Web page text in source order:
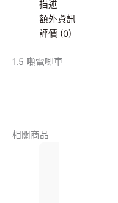
描述
額外資訊
評價 (0)
1.5 噸電唧車
相關商品